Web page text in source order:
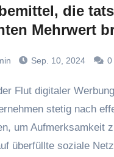
die
Mehrwert
Sep. 10, 2024 0
stetig nach
um Aufmerksamkeit
überfüllte soziale